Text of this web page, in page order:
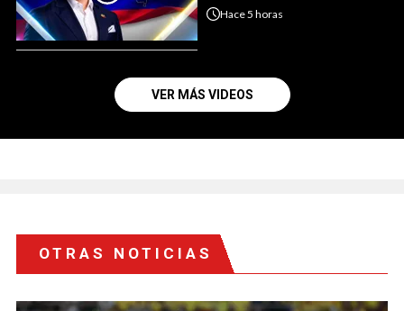
Hace5 horas
VER MÁS VIDEOS
OTRAS NOTICIAS